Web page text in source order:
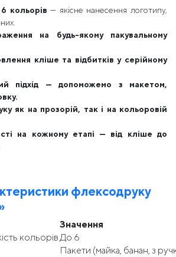
кольорів — якісне нанесення логотипу,
на будь-якому пакувальному
кліше та відбитків у серійному
підхід — допоможемо з макетом,
як на прозорій, так і на кольоровій
на кожному етапі — від кліше до
флексодруку
Значення
кольорівДо 6
Пакети (майка, банан, з